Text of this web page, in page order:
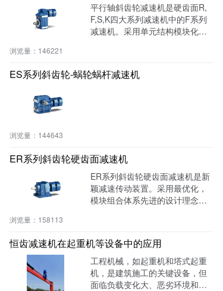
平行轴斜齿轮减速机是硬齿面R,
F,S,K四大系列减速机中的F系列
减速机。采用单元结构模块化设
轮采用优质合金钢，表面经渗碳
浏览量： 146221
ES系列斜齿轮-蜗轮蜗杆减速机
浏览量： 144643
ER系列斜齿轮硬齿面减速机
ER系列斜齿轮硬齿面减速机是新
颖减速传动装置。采用最优化，
模块组合体系先进的设计理念，
意连接和多种安装位置的选择。
浏览量： 158113
恒齿减速机在起重机等设备中的应用
工程机械，如起重机和塔式起重
机，是建筑施工的关键设备，但
面临负载变化大、恶劣环境和高